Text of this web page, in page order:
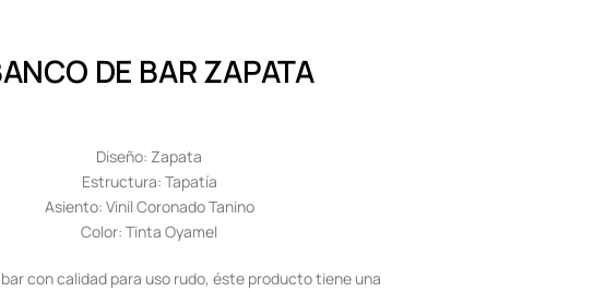
DE BAR ZAPATA
Diseño: Zapata
Estructura: Tapatía
Asiento: Vinil Coronado Tanino
Color: Tinta Oyamel
con calidad para uso rudo, éste producto tiene una